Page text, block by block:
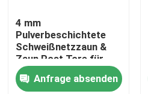
Produkte
Videos
4 mm
Pulverbeschichtete
Schweißnetzzaun &
Zaun Post Tore für
Ölfelder Sicherheit
Anfrage absenden